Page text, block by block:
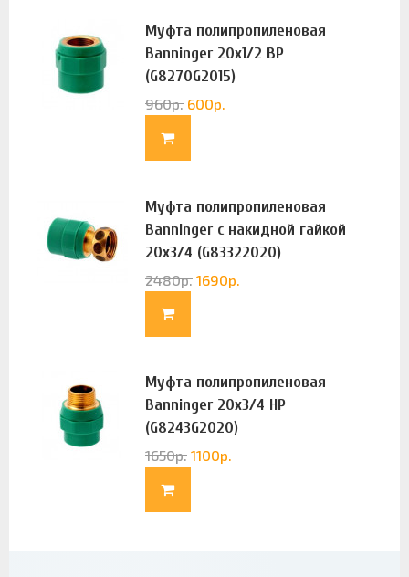
Муфта полипропиленовая
Banninger 20х1/2 ВР
(G8270G2015)
960р. 600р.
Муфта полипропиленовая
Banninger с накидной гайкой
20х3/4 (G83322020)
2480р. 1690р.
Муфта полипропиленовая
Banninger 20х3/4 НР
(G8243G2020)
1650р. 1100р.